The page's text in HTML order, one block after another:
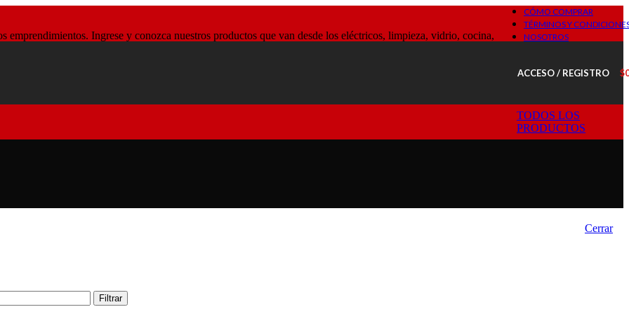
CÓMO COMPRAR
TÉRMINOS Y
NOSOTROS
ACCESO / REGISTRO $
Ingrese y conozca nuestros productos que van desde los eléctricos, limpieza, vidrio, cocina,
TODOS LOS
PRODUCTOS
Cerrar
Filtrar